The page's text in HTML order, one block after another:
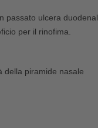
passato ulcera
per il rinofima.
della piramide nasale